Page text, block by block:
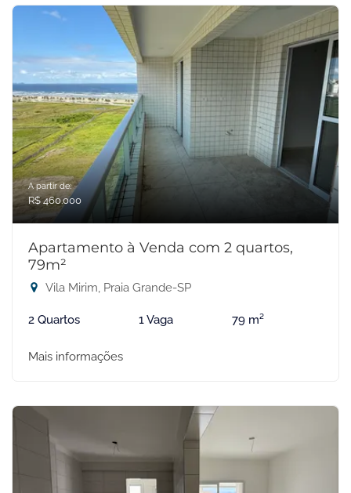
A partir de:
R$ 460.000
Apartamento à Venda com 2 quartos,
79m²
Vila Mirim, Praia Grande-SP
2 Quartos 1 Vaga 79 m²
Mais informações